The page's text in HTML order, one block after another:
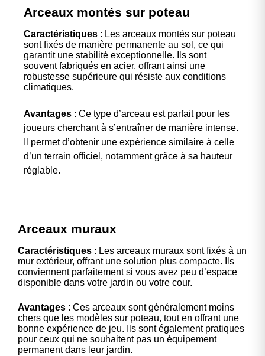
Arceaux montés sur poteau
Caractéristiques : Les arceaux montés sur poteau
sont fixés de manière permanente au sol, ce qui
garantit une stabilité exceptionnelle. Ils sont
souvent fabriqués en acier, offrant ainsi une
robustesse supérieure qui résiste aux conditions
climatiques.
Avantages : Ce type d’arceau est parfait pour les
joueurs cherchant à s’entraîner de manière intense.
Il permet d’obtenir une expérience similaire à celle
d’un terrain officiel, notamment grâce à sa hauteur
réglable.
Arceaux muraux
Caractéristiques : Les arceaux muraux sont fixés à un
mur extérieur, offrant une solution plus compacte. Ils
conviennent parfaitement si vous avez peu d’espace
disponible dans votre jardin ou votre cour.
Avantages : Ces arceaux sont généralement moins
chers que les modèles sur poteau, tout en offrant une
bonne expérience de jeu. Ils sont également pratiques
pour ceux qui ne souhaitent pas un équipement
permanent dans leur jardin.